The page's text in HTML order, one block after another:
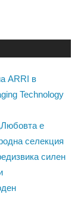
ARRI в
Technology
е
селекция
силен